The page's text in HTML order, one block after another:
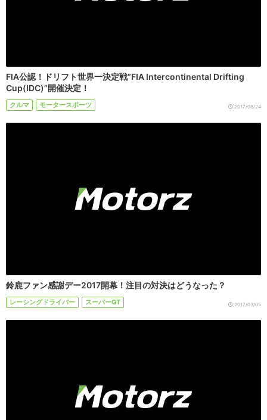
FIA公認！ドリフト世界一決定戦”FIA Intercontinental Drifting
Cup(IDC)”開催決定！
クルマ モータースポーツ 2017/08/24
鈴鹿ファン感謝デー2017開幕！注目の対決はどうなった？
レーシングドライバー スーパーGT 2017/03/05